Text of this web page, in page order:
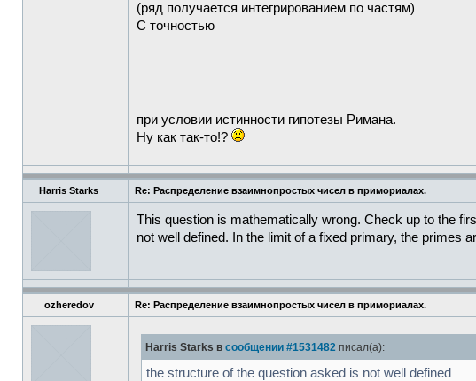
(ряд получается интегрированием по частям)
С точностью
при условии истинности гипотезы Римана.
Ну как так-то!?
Harris Starks Re: Распределение взаимнопростых чисел в примориалах.
This question is mathematically wrong. Check up to the
not well defined. In the limit of a fixed primary, the primes
ozheredov Re: Распределение взаимнопростых чисел в примориалах.
Harris Starks в сообщении #1531482 писал(а):
the structure of the question asked is not well defined